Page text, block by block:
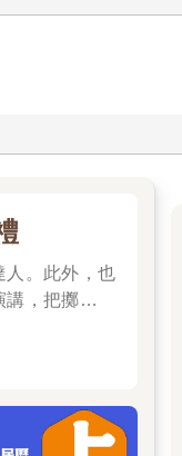
人。此外，也
，把擲筊、